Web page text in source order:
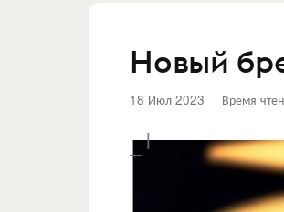
Новый
18 Июл 2023 Время